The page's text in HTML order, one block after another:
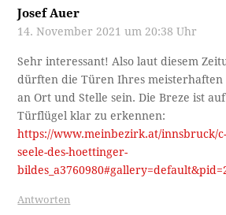
Josef Auer
14. November 2021 um 20:38 Uhr
Sehr interessant! Also laut diesem
dürften die Türen Ihres meisterhaften
an Ort und Stelle sein. Die Breze ist
Türflügel klar zu erkennen:
https://www.meinbezirk.at/innsbruck/
seele-des-hoettinger-
Antworten